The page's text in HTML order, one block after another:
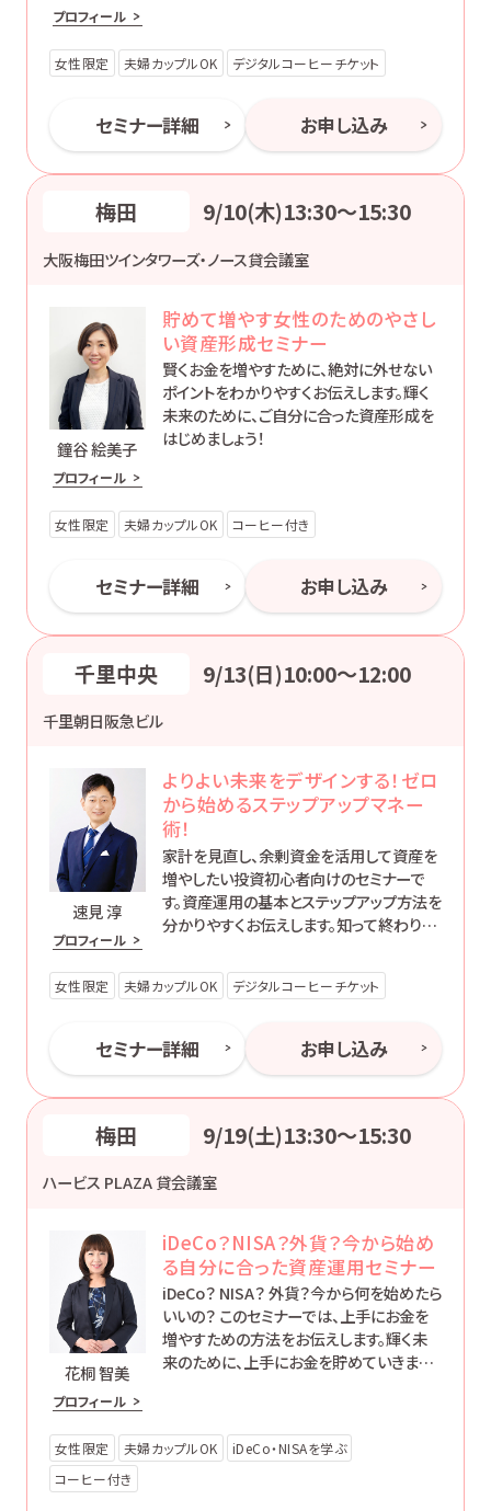
プロフィール
女性限定 夫婦カップルOK デジタルコーヒーチケット
セミナー詳細 お申し込み
梅田 9/10(木)13:30〜15:30
大阪梅田ツインタワーズ・ノース貸会議室
鐘谷 絵美子
プロフィール
貯めて増やす女性のためのやさし
い資産形成セミナー
賢くお金を増やすために、絶対に外せない
ポイントをわかりやすくお伝えします。輝く
未来のために、ご自分に合った資産形成を
はじめましょう！
女性限定 夫婦カップルOK コーヒー付き
セミナー詳細 お申し込み
千里中央 9/13(日)10:00〜12:00
千里朝日阪急ビル
速見 淳
プロフィール
よりよい未来をデザインする！ゼロ
から始めるステップアップマネー
術！
家計を見直し、余剰資金を活用して資産を
増やしたい投資初心者向けのセミナーで
す。資産運用の基本とステップアップ方法を
分かりやすくお伝えします。知って終わりで
座です。
女性限定 夫婦カップルOK デジタルコーヒーチケット
セミナー詳細 お申し込み
梅田 9/19(土)13:30〜15:30
ハービス PLAZA 貸会議室
花桐 智美
プロフィール
iDeCo？NISA？外貨？今から始め
る自分に合った資産運用セミナー
iDeCo？ NISA？ 外貨？今から何を始めたら
いいの？ このセミナーでは、上手にお金を
増やすための方法をお伝えします。輝く未
来のために、上手にお金を貯めていきまし
女性限定 夫婦カップルOK
iDeCo・NISAを学ぶ
コーヒー付き